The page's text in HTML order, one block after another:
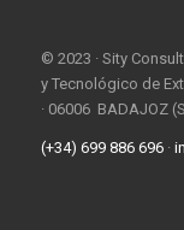
© 2023 · Sity
y Tecnológico de
· 06006 BADAJOZ
(+34) 699 886 696·